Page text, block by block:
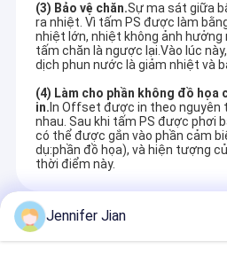
(3) Bảo vệ chăn.Sự ma sát giữa
ra nhiệt. Vì tấm PS được làm
nhiệt lớn, nhiệt không ảnh hưởng
tấm chăn là ngược lại.Vào lúc
dịch phun nước là giảm nhiệt và
(4) Làm cho phần không đồ họa
in. In Offset được in theo nguyên
nhau. Sau khi tấm PS được phơi
có thể được gắn vào phần cảm
dụ:phần đồ họa), và hiện tượng
thời điểm này.
Các Sản Phẩm Được Khuyến
Jennifer Jian